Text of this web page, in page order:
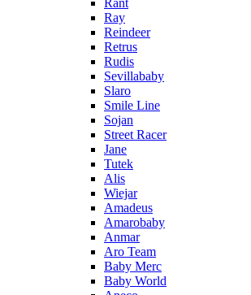
Rant
Ray
Reindeer
Retrus
Rudis
Sevillababy
Slaro
Smile Line
Sojan
Street Racer
Jane
Tutek
Alis
Wiejar
Amadeus
Amarobaby
Anmar
Aro Team
Baby Merc
Baby World